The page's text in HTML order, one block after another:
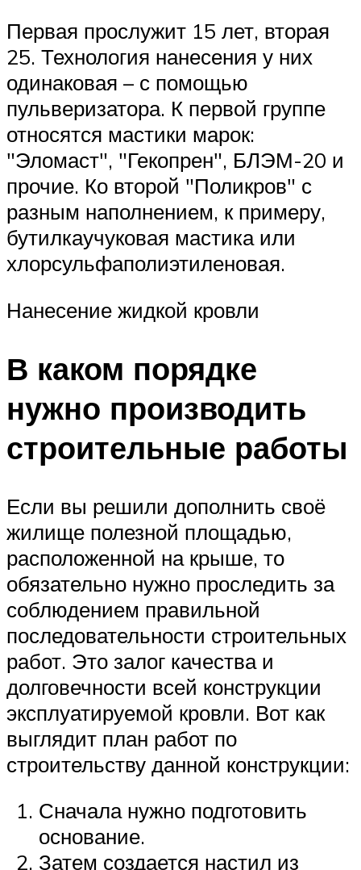
Первая прослужит 15 лет, вторая
25. Технология нанесения у них
одинаковая – с помощью
пульверизатора. К первой группе
относятся мастики марок:
Эломаст , Гекопрен , БЛЭМ-20 и
прочие. Ко второй
Поликров
с
разным наполнением, к примеру,
бутилкаучуковая мастика или
хлорсульфаполиэтиленовая.
Нанесение жидкой кровли
В каком порядке
нужно производить
строительные работы
Если вы решили дополнить своё
жилище полезной площадью,
расположенной на крыше, то
обязательно нужно проследить за
соблюдением правильной
последовательности строительных
работ. Это залог качества и
долговечности всей конструкции
эксплуатируемой кровли. Вот как
выглядит план работ по
строительству данной конструкции:
Сначала нужно подготовить
основание.
Затем создается настил из